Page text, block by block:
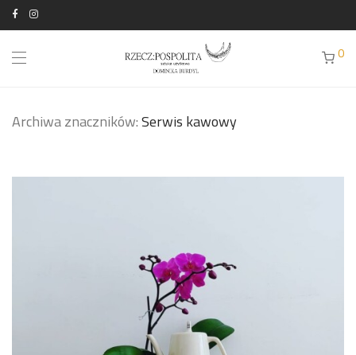
0
Archiwa znaczników: Serwis kawowy